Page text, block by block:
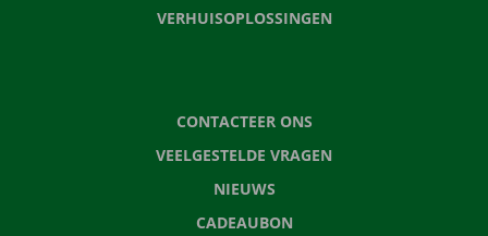
VERHUISOPLOSSINGEN
CONTACTEER ONS
VEELGESTELDE VRAGEN
NIEUWS
CADEAUBON